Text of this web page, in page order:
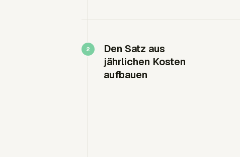
Den Satz aus
jährlichen Kosten
aufbauen